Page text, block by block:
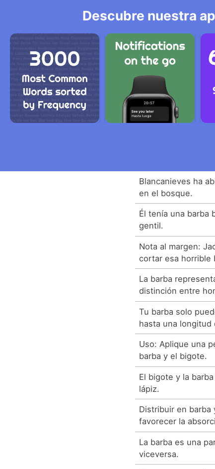
Descubre nuestra
Blancanieves ha
en el bosque.
Él tenía una barba
gentil.
Nota al margen:
cortar esa horrible
La barba
distinción entre
Tu barba solo
hasta una longitud
Uso: Aplique una
barba y el bigote.
El bigote y la
lápiz.
Distribuir en barba
favorecer la
La barba es una
viceversa.